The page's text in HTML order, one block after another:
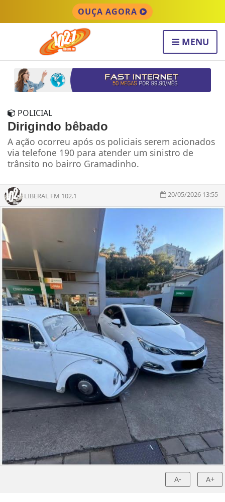
OUÇA AGORA
MENU
POLICIAL
Dirigindo bêbado
A ação ocorreu após os policiais serem acionados
via telefone 190 para atender um sinistro de
trânsito no bairro Gramadinho.
LIBERAL FM 102.1 20/05/2026 13:55
A- A+